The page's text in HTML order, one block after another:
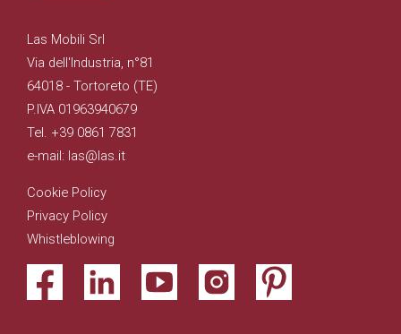
Las Mobili Srl
Via dell'Industria, n°81
64018 - Tortoreto (TE)
P.IVA 01963940679
Tel. +39 0861 7831
e-mail: las@las.it
Cookie Policy
Privacy Policy
Whistleblowing